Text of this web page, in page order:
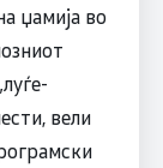
џамија во
вели